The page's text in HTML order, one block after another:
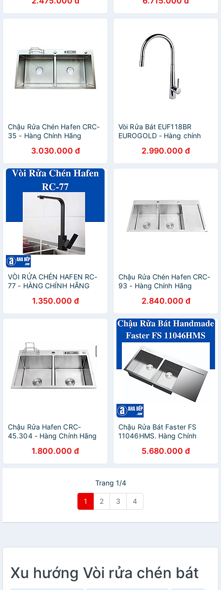
Chậu Rửa Chén Hafen CRC-
35 - Hàng Chính Hãng
3.030.000 đ
Vòi Rửa Bát EUF118BR
EUROGOLD - Hàng chính
2.990.000 đ
VÒI RỬA CHÉN HAFEN RC-
77 - HÀNG CHÍNH HÃNG
1.350.000 đ
Chậu Rửa Chén Hafen CRC-
93 - Hàng Chính Hãng
2.840.000 đ
Chậu Rửa Hafen CRC-
45.304 - Hàng Chính Hãng
1.800.000 đ
Chậu Rửa Bát Faster FS
11046HMS. Hàng Chính
5.680.000 đ
Trang 1/4
1 2 3 4
Xu hướng Vòi rửa chén bát